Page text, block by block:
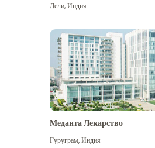
Дели,Индия
Меданта Лекарство
Гуруграм,Индия